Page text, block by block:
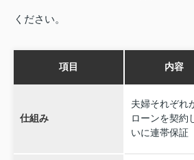
ください。
項目 内容
仕組み
夫婦それぞれ
ローンを契約
いに連帯保証